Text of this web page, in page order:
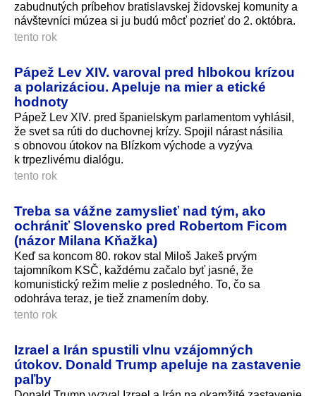
zabudnutých príbehov bratislavskej židovskej komunity a
návštevníci múzea si ju budú môcť pozrieť do 2. októbra.
tento rok
Pápež Lev XIV. varoval pred hlbokou krízou
a polarizáciou. Apeluje na mier a etické
hodnoty
Pápež Lev XIV. pred španielskym parlamentom vyhlásil,
že svet sa rúti do duchovnej krízy. Spojil nárast násilia
s obnovou útokov na Blízkom východe a vyzýva
k trpezlivému dialógu.
tento rok
Treba sa vážne zamyslieť nad tým, ako
ochrániť Slovensko pred Robertom Ficom
(názor Milana Kňažka)
Keď sa koncom 80. rokov stal Miloš Jakeš prvým
tajomníkom KSČ, každému začalo byť jasné, že
komunistický režim melie z posledného. To, čo sa
odohráva teraz, je tiež znamením doby.
tento rok
Izrael a Irán spustili vlnu vzájomných
útokov. Donald Trump apeluje na zastavenie
paľby